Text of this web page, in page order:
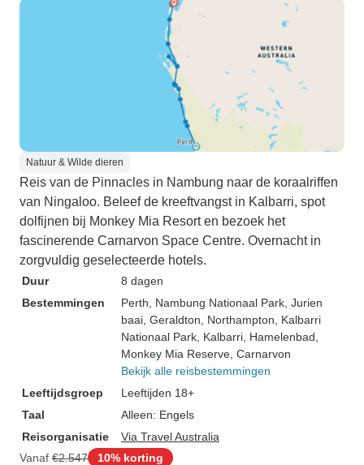
Natuur & Wilde dieren
Reis van de Pinnacles in Nambung naar de koraalriffen
van Ningaloo. Beleef de kreeftvangst in Kalbarri, spot
dolfijnen bij Monkey Mia Resort en bezoek het
fascinerende Carnarvon Space Centre. Overnacht in
zorgvuldig geselecteerde hotels.
Duur
8 dagen
Bestemmingen
Perth , Nambung Nationaal Park , Jurien
baai , Geraldton , Northampton , Kalbarri
Nationaal Park , Kalbarri , Hamelenbad
Monkey Mia Reserve , Carnarvon
Bekijk alle reisbestemmingen
Leeftijdsgroep
Leeftijden 18+
Taal
Alleen: Engels
Reisorganisatie
Via Travel Australia
Vanaf €2.547 10% korting